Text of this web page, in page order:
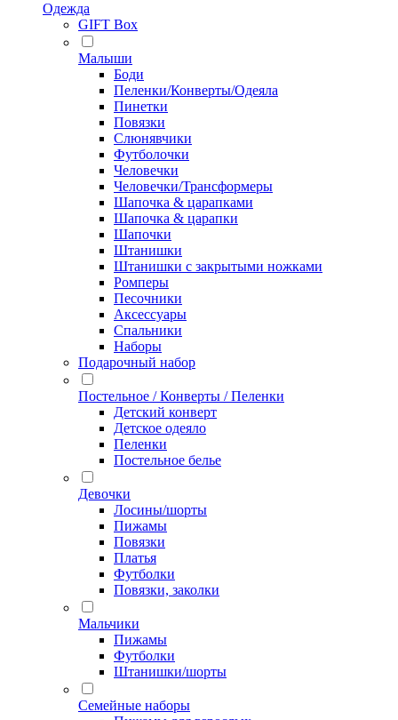
Одежда
GIFT Box
Малыши
Боди
Пеленки/Конверты/Одеяла
Пинетки
Повязки
Слюнявчики
Футболочки
Человечки
Человечки/Трансформеры
Шапочка & царапками
Шапочка & царапки
Шапочки
Штанишки
Штанишки с закрытыми ножками
Ромперы
Песочники
Аксессуары
Спальники
Наборы
Подарочный набор
Постельное / Конверты / Пеленки
Детский конверт
Детское одеяло
Пеленки
Постельное белье
Девочки
Лосины/шорты
Пижамы
Повязки
Платья
Футболки
Повязки, заколки
Мальчики
Пижамы
Футболки
Штанишки/шорты
Семейные наборы